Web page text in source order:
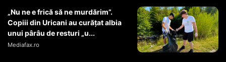
„Nu ne e frică să ne murdărim”.
Copiii din Uricani au curățat albia
unui pârâu de resturi „u...
Mediafax.ro